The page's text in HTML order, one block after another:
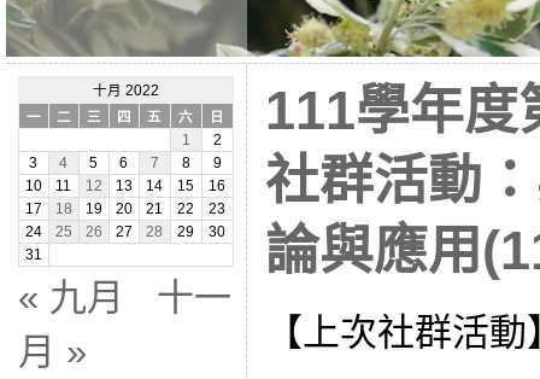
十月 2022
一
二 三 四 五 六
日
1
2
3
4 5 6 7 8
9
10
11 12 13 14 15
16
17
18 19 20 21 22
23
24
25 26 27 28 29
30
31
« 九月
十一
月 »
111學年度
社群活動
論與應用
【上次社群活動